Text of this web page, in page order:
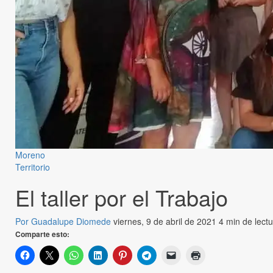
Moreno
Territorio
El taller por el Trabajo
Por Guadalupe Diomede viernes, 9 de abril de 2021 4 min de
Comparte esto: